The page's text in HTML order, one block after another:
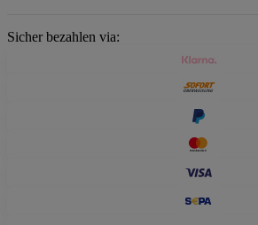
Sicher bezahlen via: